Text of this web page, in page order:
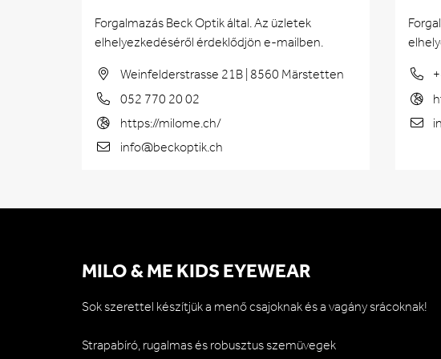
Forgalmazás Beck Optik által. Az üzletek
elhelyezkedéséről érdeklődjön e-mailben.
Weinfelderstrasse 21B | 8560 Märstetten
052 770 20 02
https://milome.ch/
info@beckoptik.ch
MILO & ME KIDS EYEWEAR
Sok szerettel készítjük a menő csajoknak és a vagány srácoknak!
Strapabíró, rugalmas és robusztus szemüvegek